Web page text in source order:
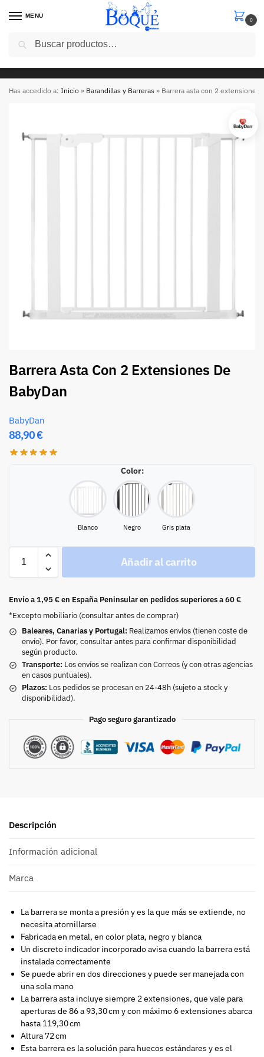
MENU
0
5€ de descuento en tu primera compra con el codigo “
Has accedido a: Inicio » Barandillas y Barreras » Barrera asta con 2 extensiones
Barrera Asta Con 2 Extensiones De
BabyDan
BabyDan
88,90€
Color:
Blanco Negro Gris plata
Añadir al carrito
Envío a 1,95 € en España Peninsular en pedidos superiores a 60 €
*Excepto mobiliario (consultar antes de comprar)
Baleares, Canarias y Portugal: Realizamos envíos (tienen coste de
envío). Por favor, consultar antes para confirmar disponibilidad
según producto.
Transporte: Los envíos se realizan con Correos (y con otras agencias
en casos puntuales).
Plazos: Los pedidos se procesan en 24-48h (sujeto a stock y
disponibilidad).
Pago seguro garantizado
Descripción
Información adicional
Marca
La barrera se monta a presión y es la que más se extiende, no
necesita atornillarse
Fabricada en metal, en color plata, negro y blanca
Un discreto indicador incorporado avisa cuando la barrera está
instalada correctamente
Se puede abrir en dos direcciones y puede ser manejada con
una sola mano
La barrera asta incluye siempre 2 extensiones, que vale para
aperturas de 86 a 93,30 cm y con máximo 6 extensiones abarca
hasta 119,30 cm
Altura 72 cm
Esta barrera es la solución para huecos estándares y es el